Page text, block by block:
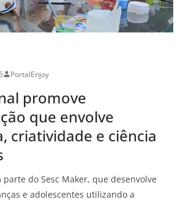
PortalEnjoy
promove
que envolve
criatividade e ciência
do Sesc Maker, que desenvolve
e adolescentes utilizando a